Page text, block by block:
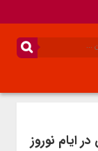
ایام نوروز